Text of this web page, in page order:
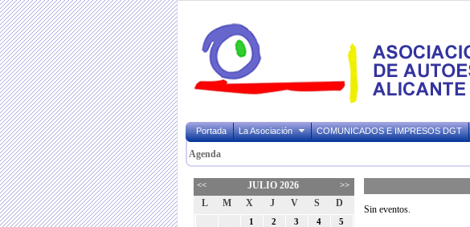
Portada La Asociación COMUNICADOS E IMPRESOS DGT
Agenda
<< JULIO 2026 >>
L M X J V S D
1 2 3 4
5
Sin eventos.